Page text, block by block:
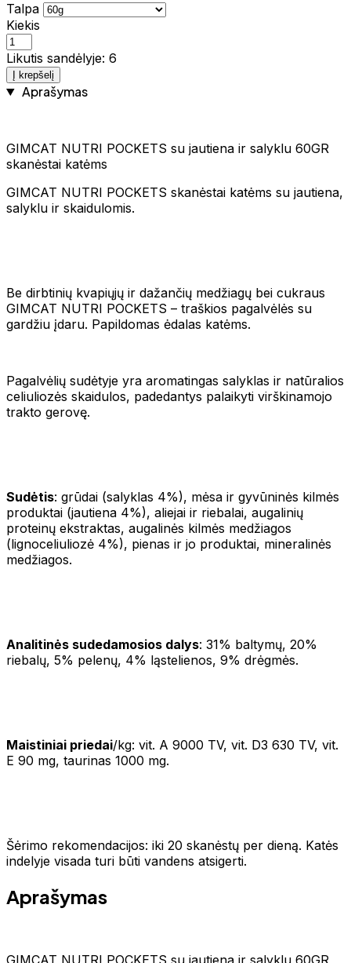
Talpa
Kiekis
Likutis sandėlyje: 6
Į krepšelį
Aprašymas
GIMCAT NUTRI POCKETS su jautiena ir salyklu 60GR
skanėstai katėms
GIMCAT NUTRI POCKETS skanėstai katėms su jautiena,
salyklu ir skaidulomis.
Be dirbtinių kvapiųjų ir dažančių medžiagų bei cukraus
GIMCAT NUTRI POCKETS – traškios pagalvėlės su
gardžiu įdaru. Papildomas ėdalas katėms.
Pagalvėlių sudėtyje yra aromatingas salyklas ir natūralios
celiuliozės skaidulos, padedantys palaikyti virškinamojo
trakto gerovę.
Sudėtis: grūdai (salyklas 4%), mėsa ir gyvūninės kilmės
produktai (jautiena 4%), aliejai ir riebalai, augalinių
proteinų ekstraktas, augalinės kilmės medžiagos
(lignoceliuliozė 4%), pienas ir jo produktai, mineralinės
medžiagos.
Analitinės sudedamosios dalys: 31% baltymų, 20%
riebalų, 5% pelenų, 4% ląstelienos, 9% drėgmės.
Maistiniai priedai/kg: vit. A 9000 TV, vit. D3 630 TV, vit.
E 90 mg, taurinas 1000 mg.
Šėrimo rekomendacijos: iki 20 skanėstų per dieną. Katės
indelyje visada turi būti vandens atsigerti.
Aprašymas
GIMCAT NUTRI POCKETS su jautiena ir salyklu 60GR